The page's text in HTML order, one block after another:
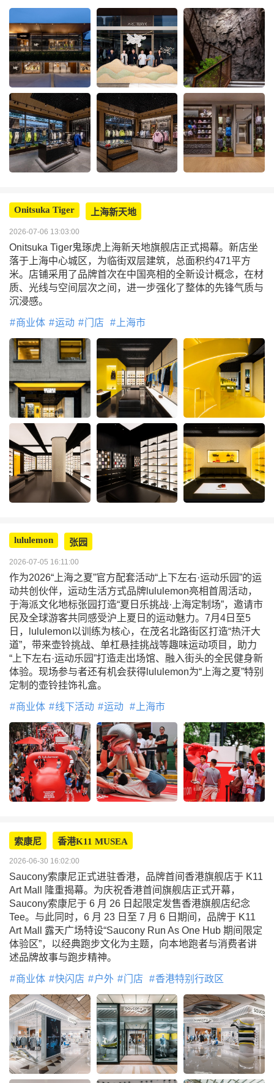
Onitsuka Tiger 上海新天地
2026-07-06 13:03:00
Onitsuka Tiger鬼琢虎上海新天地旗舰店正式揭幕。新店坐
落于上海中心城区，为临街双层建筑，总面积约471平方
米。店铺采用了品牌首次在中国亮相的全新设计概念，在材
质、光线与空间层次之间，进一步强化了整体的先锋气质与
沉浸感。
商业体 运动 门店 上海市
lululemon 张园
2026-07-05 16:11:00
作为2026“上海之夏”官方配套活动“上下左右·运动乐园”的运
动共创伙伴，运动生活方式品牌lululemon亮相首周活动，
于海派文化地标张园打造“夏日乐挑战·上海定制场”，邀请市
民及全球游客共同感受沪上夏日的运动魅力。7月4日至5
日，lululemon以训练为核心，在茂名北路街区打造“热汗大
道”，带来壶铃挑战、单杠悬挂挑战等趣味运动项目，助力
“上下左右·运动乐园”打造走出场馆、融入街头的全民健身新
体验。现场参与者还有机会获得lululemon为“上海之夏”特别
定制的壶铃挂饰礼盒。
商业体 线下活动 运动 上海市
索康尼 香港K11 MUSEA
2026-06-30 16:02:00
Saucony索康尼正式进驻香港，品牌首间香港旗舰店于 K11
Art Mall 隆重揭幕。为庆祝香港首间旗舰店正式开幕，
Saucony索康尼于 6 月 26 日起限定发售香港旗舰店纪念
Tee。与此同时，6 月 23 日至 7 月 6 日期间，品牌于 K11
Art Mall 露天广场特设“Saucony Run As One Hub 期间限定
体验区”，以经典跑步文化为主题，向本地跑者与消费者讲
述品牌故事与跑步精神。
商业体 快闪店 户外 门店 香港特别行政区